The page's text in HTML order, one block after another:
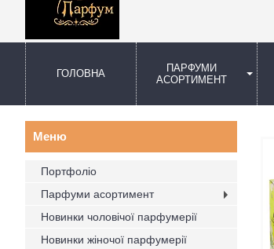
ГОЛОВНА
ПАРФУМИ
АСОРТИМЕНТ
Портфоліо
Парфуми асортимент
Новинки чоловічої парфумерії
Новинки жіночої парфумерії